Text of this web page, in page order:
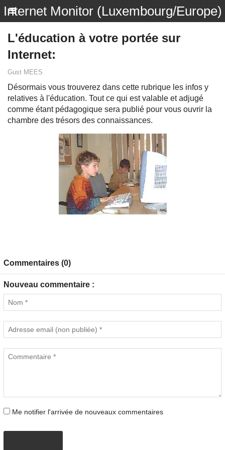
Internet Monitor (Luxembourg/Europe)
L'éducation à votre portée sur
Internet:
Gust MEES
Désormais vous trouverez dans cette rubrique les infos y
relatives à l'éducation. Tout ce qui est valable et adjugé
comme étant pédagogique sera publié pour vous ouvrir la
chambre des trésors des connaissances.
Commentaires (0)
Nouveau commentaire :
Me notifier l'arrivée de nouveaux commentaires